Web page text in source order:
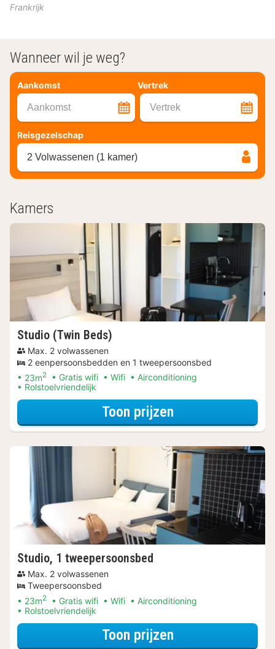
Frankrijk
Wanneer wil je weg?
Aankomst Vertrek
Aankomst Vertrek
Reisgezelschap
2 Volwassenen (1 kamer)
Kamers
Studio (Twin Beds)
Max. 2 volwassenen
2 eenpersoonsbedden en 1 tweepersoonsbed
23m2 Gratis wifi Wifi
Airconditioning
Rolstoelvriendelijk
Toon prijzenvoor Studio
Studio, 1 tweepersoonsbed
Max. 2 volwassenen
Tweepersoonsbed
23m2 Gratis wifi Wifi
Airconditioning
Rolstoelvriendelijk
Toon prijzenvoor Studio, 1